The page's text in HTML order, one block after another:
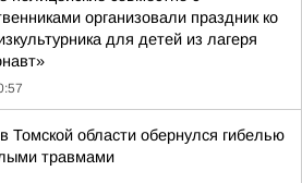
организовали праздник ко
для детей из лагеря
Томской области обернулся гибелью
травмами